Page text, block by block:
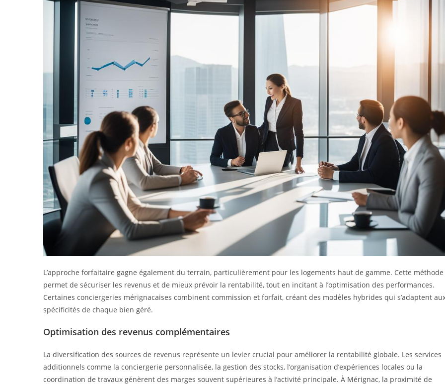
L’approche forfaitaire gagne également du terrain, particulièrement pour les logements haut de gamme. Cette méthode
permet de sécuriser les revenus et de mieux prévoir la rentabilité, tout en incitant à l’optimisation des performances.
Certaines conciergeries mérignacaises combinent commission et forfait, créant des modèles hybrides qui s’adaptent
spécificités de chaque bien géré.
Optimisation des revenus complémentaires
La diversification des sources de revenus représente un levier crucial pour améliorer la rentabilité globale. Les services
additionnels comme la conciergerie personnalisée, la gestion des stocks, l’organisation d’expériences locales ou la
coordination de travaux génèrent des marges souvent supérieures à l’activité principale. À Mérignac, la proximité de